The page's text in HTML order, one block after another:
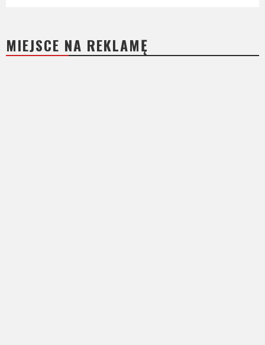
MIEJSCE NA REKLAMĘ